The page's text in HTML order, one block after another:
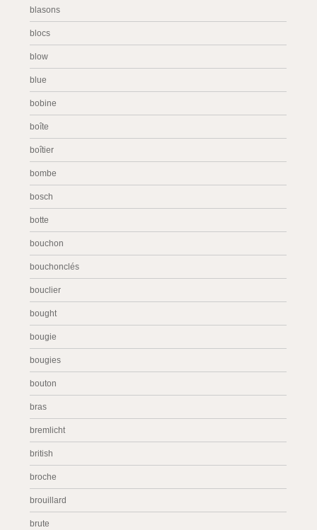
blasons
blocs
blow
blue
bobine
boîte
boîtier
bombe
bosch
botte
bouchon
bouchonclés
bouclier
bought
bougie
bougies
bouton
bras
bremlicht
british
broche
brouillard
brute